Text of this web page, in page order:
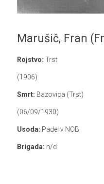
Marušič, Fran
Rojstvo: Trst
(1906)
Smrt: Bazovica (Trst)
(06/09/1930)
Usoda: Padel v NOB
Brigada: n/d